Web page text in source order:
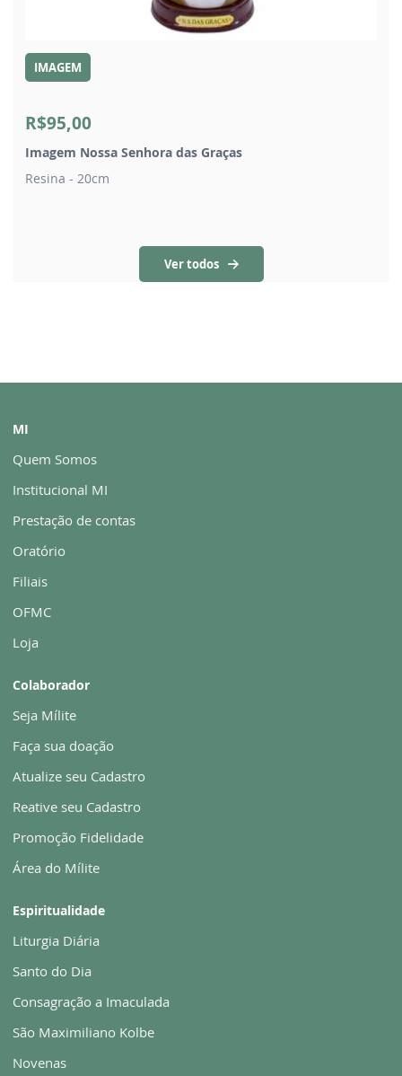
IMAGEM
R$95,00
Imagem Nossa Senhora das Graças
Resina - 20cm
Ver todos
MI
Quem Somos
Institucional MI
Prestação de contas
Oratório
Filiais
OFMC
Loja
Colaborador
Seja Mílite
Faça sua doação
Atualize seu Cadastro
Reative seu Cadastro
Promoção Fidelidade
Área do Mílite
Espiritualidade
Liturgia Diária
Santo do Dia
Consagração a Imaculada
São Maximiliano Kolbe
Novenas